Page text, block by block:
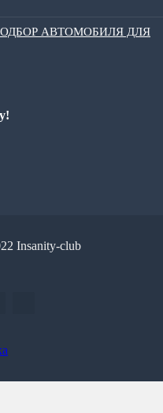
АВТОМОБИЛЯ ДЛЯ
Insanity-club